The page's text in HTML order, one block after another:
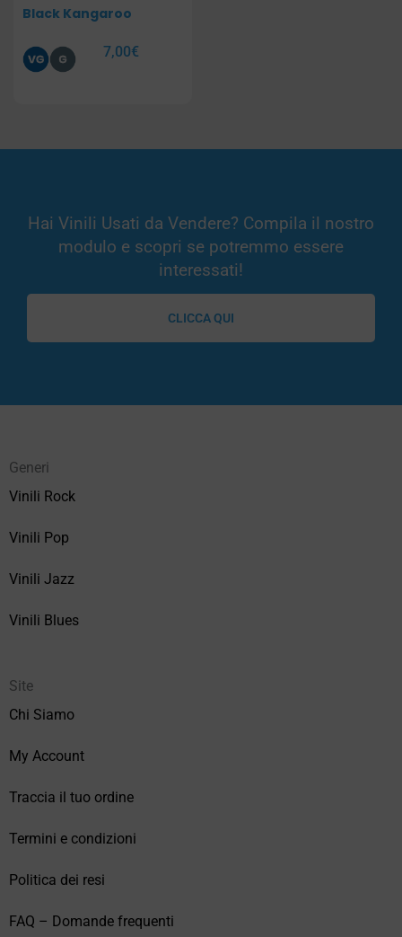
Black Kangaroo
7,00€
Hai Vinili Usati da Vendere? Compila il nostro
modulo e scopri se potremmo essere
interessati!
CLICCA QUI
Generi
Vinili Rock
Vinili Pop
Vinili Jazz
Vinili Blues
Site
Chi Siamo
My Account
Traccia il tuo ordine
Termini e condizioni
Politica dei resi
FAQ – Domande frequenti